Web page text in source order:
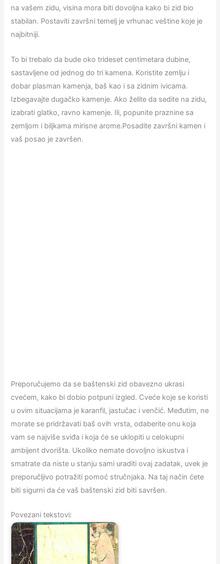
na vašem zidu, visina mora biti dovoljna kako bi zid bio
stabilan. Postaviti završni temelj je vrhunac veštine koje je
najbitniji.
To bi trebalo da bude oko trideset centimetara dubine,
sastavljene od jednog do tri kamena. Koristite zemlju i
dobar plasman kamenja, baš kao i sa zidnim ivicama.
Izbegavajte dugačko kamenje. Ako želite da sedite na zidu,
izabrati glatko, ravno kamenje. Ili, popunite praznine sa
zemljom i biljkama mirisne arome.Posadite završni kamen i
vaš posao je završen.
Preporučujemo da se baštenski zid obavezno ukrasi
cvećem, kako bi dobio potpuni izgled. Cveće koje se koristi
u ovim situacijama je karanfil, jastučac i venčić. Međutim, ne
morate se pridržavati baš ovih vrsta, odaberite onu koja
vam se najviše sviđa i koja će se uklopiti u celokupni
ambijent dvorišta. Ukoliko nemate dovoljno iskustva i
smatrate da niste u stanju sami uraditi ovaj zadatak, uvek je
preporučljivo potražiti pomoć stručnjaka. Na taj način ćete
biti sigurni da će vaš baštenski zid biti savršen.
Povezani tekstovi: